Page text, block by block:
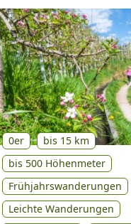
0er
bis 15 km
bis 500 Höhenmeter
Frühjahrswanderungen
Leichte Wanderungen